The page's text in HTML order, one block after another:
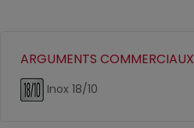
ARGUMENTS COMMERCIAUX
Inox 18/10